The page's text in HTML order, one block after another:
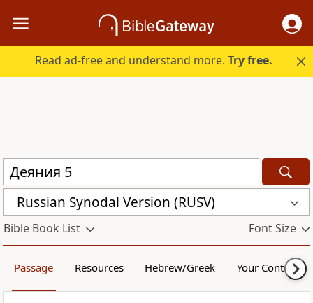
Read ad-free and understand more.Try free.
Russian Synodal Version (RUSV)
Bible Book List Font Size
Passage Resources Hebrew/Greek Your Content